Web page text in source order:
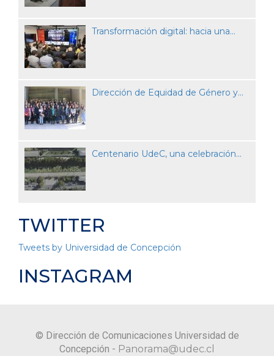
Transformación digital: hacia una...
Dirección de Equidad de Género y...
Centenario UdeC, una celebración...
TWITTER
Tweets by Universidad de Concepción
INSTAGRAM
© Dirección de Comunicaciones Universidad de
Concepción - Panorama@udec.cl